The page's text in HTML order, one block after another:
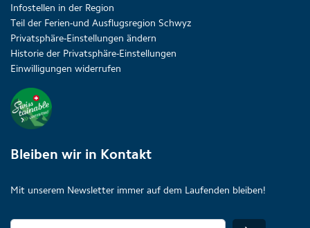
Infostellen in der Region
Teil der Ferien-und Ausflugsregion Schwyz
Privatsphäre-Einstellungen ändern
Historie der Privatsphäre-Einstellungen
Einwilligungen widerrufen
Bleiben wir in Kontakt
Mit unserem Newsletter immer auf dem Laufenden bleiben!